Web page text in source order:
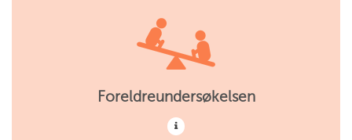
Foreldreundersøkelsen